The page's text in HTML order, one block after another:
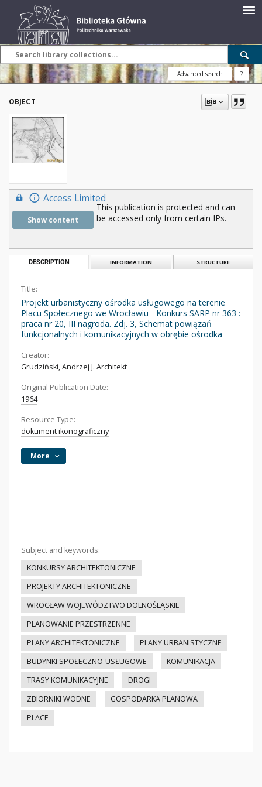
Advanced search ?
OBJECT
Access Limited
Show content
This publication is protected and can
be accessed only from certain IPs.
DESCRIPTION INFORMATION STRUCTURE
Title:
Projekt urbanistyczny ośrodka usługowego na terenie
Placu Społecznego we Wrocławiu - Konkurs SARP nr 363 :
praca nr 20, III nagroda. Zdj. 3, Schemat powiązań
funkcjonalnych i komunikacyjnych w obrębie ośrodka
Creator:
Grudziński, Andrzej J. Architekt
Original Publication Date:
1964
Resource Type:
dokument ikonograficzny
More
Subject and keywords:
KONKURSY ARCHITEKTONICZNE
PROJEKTY ARCHITEKTONICZNE
WROCŁAW WOJEWÓDZTWO DOLNOŚLĄSKIE
PLANOWANIE PRZESTRZENNE
PLANY ARCHITEKTONICZNE
PLANY URBANISTYCZNE
BUDYNKI SPOŁECZNO-USŁUGOWE
KOMUNIKACJA
TRASY KOMUNIKACYJNE
DROGI
ZBIORNIKI WODNE
GOSPODARKA PLANOWA
PLACE